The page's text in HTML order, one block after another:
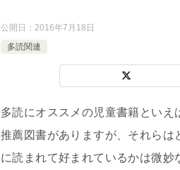
公開日： 2016年7月18日
多読関連
多読にオススメの児童書籍とい
推薦図書がありますが、それらは
に読まれて好まれているかは微妙